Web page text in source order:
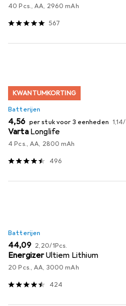
40 Pcs., AA, 2960 mAh
567
KWANTUMKORTING
Batterijen
EUR
4,56 per stuk voor 3 eenheden EUR
1,14/
Varta Longlife
4 Pcs., AA, 2800 mAh
496
Batterijen
EUR
44,09 EUR
2,20/1Pcs.
EnergizerUltiem Lithium
20 Pcs., AA, 3000 mAh
424